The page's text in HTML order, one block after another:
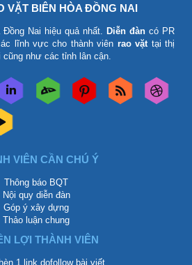
VẶT BIÊN HÒA ĐỒNG NAI
Đồng Nai hiệu quả nhất. Diễn đàn có PR
lĩnh vực cho thành viên rao vặt tại thị
như các tỉnh lân cận.
VIÊN CẦN CHÚ Ý
Thông báo BQT
Nội quy diễn đàn
Góp ý xây dựng
Thảo luận chung
LỢI THÀNH VIÊN
1 link dofollow bài viết